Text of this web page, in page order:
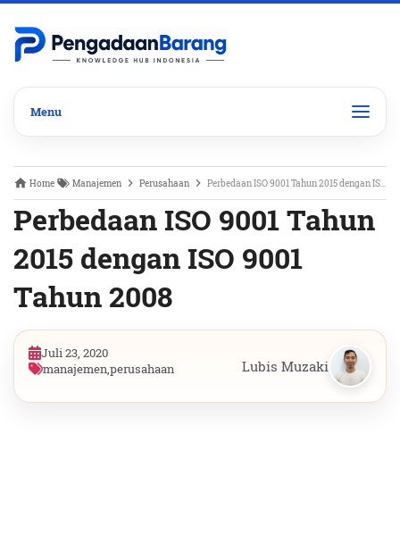
Home Manajemen Perusahaan Perbedaan ISO 9001 Tahun 2015 dengan ISO 9001 Tahun 2008
Perbedaan ISO 9001 Tahun
2015 dengan ISO 9001
Tahun 2008
Juli 23, 2020
manajemen,perusahaan Lubis Muzaki